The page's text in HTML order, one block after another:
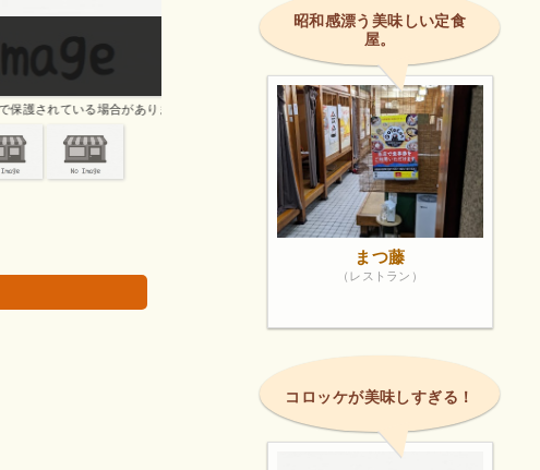
防災訓練などいろんなイベントが開催されます❗
画像は著作権
昭和感漂う美味しい定食
屋。
まつ藤
（レストラン）
コロッケが美味しすぎる！